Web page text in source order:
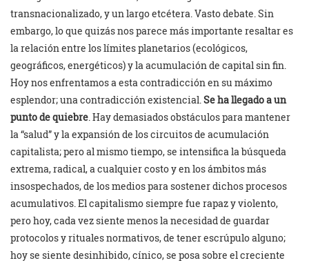
transnacionalizado, y un largo etcétera. Vasto debate. Sin
embargo, lo que quizás nos parece más importante resaltar es
la relación entre los límites planetarios (ecológicos,
geográficos, energéticos) y la acumulación de capital sin fin.
Hoy nos enfrentamos a esta contradicción en su máximo
esplendor; una contradicción existencial.Se ha llegado a un
punto de quiebre. Hay demasiados obstáculos para mantener
la “salud” y la expansión de los circuitos de acumulación
capitalista; pero al mismo tiempo, se intensifica la búsqueda
extrema, radical, a cualquier costo y en los ámbitos más
insospechados, de los medios para sostener dichos procesos
acumulativos. El capitalismo siempre fue rapaz y violento,
pero hoy, cada vez siente menos la necesidad de guardar
protocolos y rituales normativos, de tener escrúpulo alguno;
hoy se siente desinhibido, cínico, se posa sobre el creciente